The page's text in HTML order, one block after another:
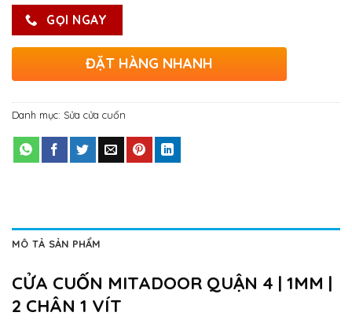
GỌI NGAY
ĐẶT HÀNG NHANH
Danh mục: Sửa cửa cuốn
MÔ TẢ SẢN PHẨM
CỬA CUỐN MITADOOR QUẬN 4 | 1MM |
2 CHÂN 1 VÍT